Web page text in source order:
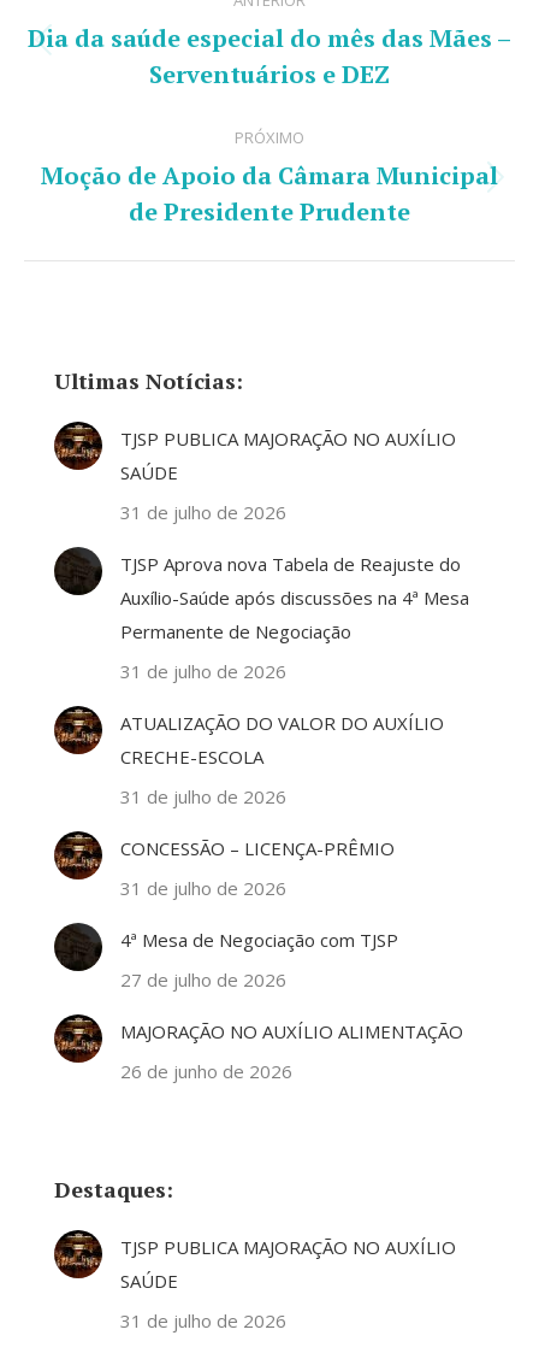
de
Post
anterior:
Dia da saúde especial do mês das Mães –
Serventuários e DEZ
PRÓXIMO
Próximo
post:
Moção de Apoio da Câmara Municipal
de Presidente Prudente
Ultimas Notícias:
TJSP PUBLICA MAJORAÇÃO NO AUXÍLIO
SAÚDE
31 de julho de 2026
TJSP Aprova nova Tabela de Reajuste do
Auxílio-Saúde após discussões na 4ª Mesa
Permanente de Negociação
31 de julho de 2026
ATUALIZAÇÃO DO VALOR DO AUXÍLIO
CRECHE-ESCOLA
31 de julho de 2026
CONCESSÃO – LICENÇA-PRÊMIO
31 de julho de 2026
4ª Mesa de Negociação com TJSP
27 de julho de 2026
MAJORAÇÃO NO AUXÍLIO ALIMENTAÇÃO
26 de junho de 2026
Destaques:
TJSP PUBLICA MAJORAÇÃO NO AUXÍLIO
SAÚDE
31 de julho de 2026